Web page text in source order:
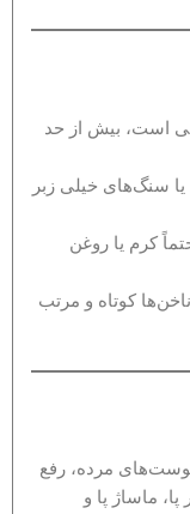
است، بیش از حد
یا سنگ‌های خیلی زبر
کرم یا روغن
کوتاه و مرتب
مرده، رفع
ماساژ پا و